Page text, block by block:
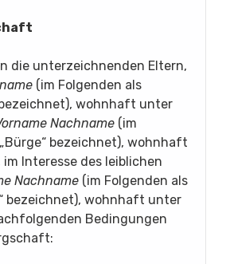
die unterzeichnenden Eltern,
(im Folgenden als
wohnhaft unter
Nachname (im
bezeichnet), wohnhaft
im Interesse des leiblichen
Nachname (im Folgenden als
bezeichnet), wohnhaft unter
Bedingungen